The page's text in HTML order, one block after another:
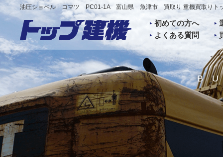
油圧ショベル コマツ PC01-1A 富山県 魚津市 買取り 重機買取りト
初めての方へ
よくある質問